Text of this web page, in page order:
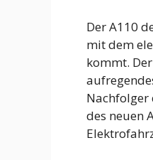
Der A110
mit dem
kommt.
Nachfolger
des neuen